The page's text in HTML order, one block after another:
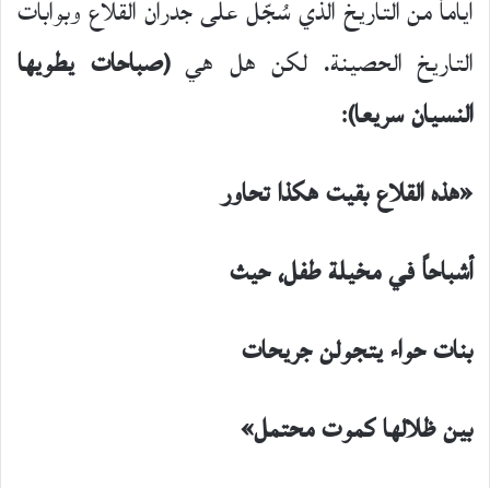
أياماً من التاريخ الذي سُجّل على جدران القلاع وبوابات
التاريخ الحصينة. لكن هل هي(صباحات يطويها
النسيان سريعا):
«هذه القلاع بقيت هكذا تحاور
أشباحاً في مخيلة طفل، حيث
بنات حواء يتجولن جريحات
بين ظلالها كموت محتمل»